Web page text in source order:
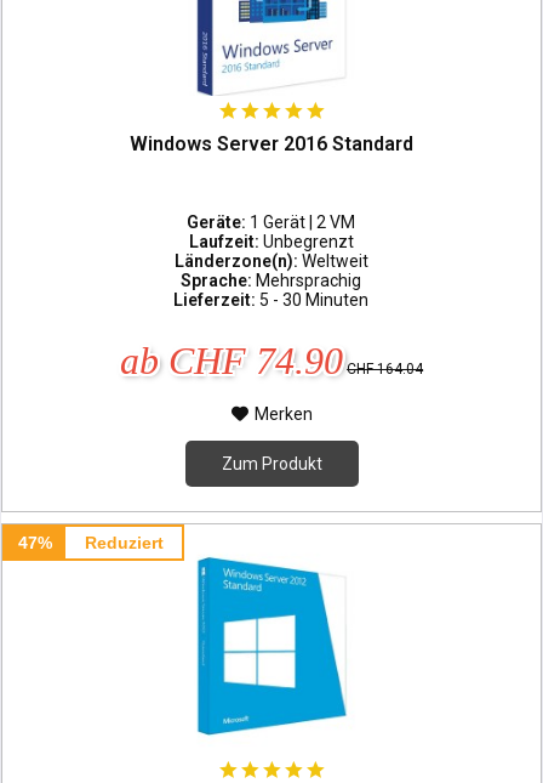
Windows Server 2016 Standard
Geräte: 1 Gerät | 2 VM
Laufzeit: Unbegrenzt
Länderzone(n): Weltweit
Sprache: Mehrsprachig
Lieferzeit: 5 - 30 Minuten
ab CHF 74.90 CHF 164.04
Merken
Zum Produkt
47% Reduziert